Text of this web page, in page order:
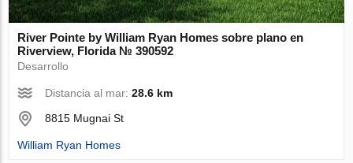
River Pointe by William Ryan Homes sobre plano en
Riverview, Florida № 390592
Desarrollo
Distancia al mar:28.6 km
8815 Mugnai St
William Ryan Homes